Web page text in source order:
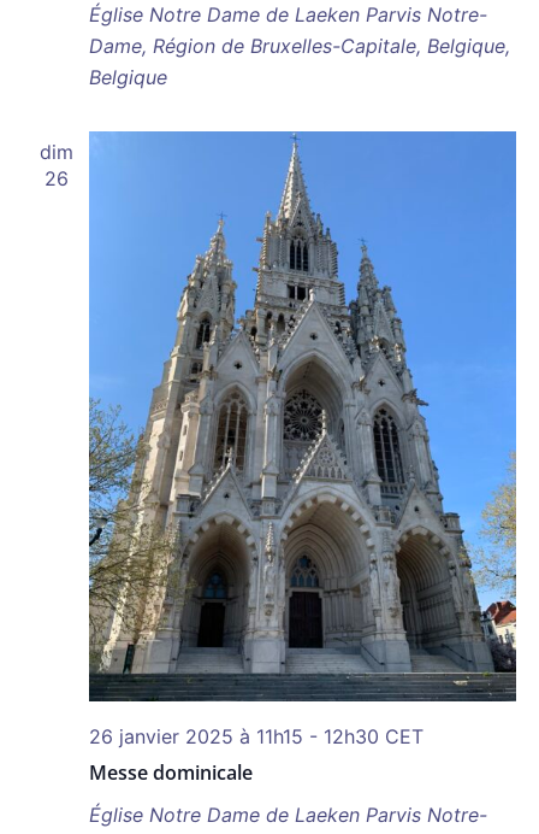
Église Notre Dame de Laeken Parvis Notre-
Dame, Région de Bruxelles-Capitale, Belgique,
Belgique
dim
26
Messe dominicale
26 janvier 2025 à 11h15 - 12h30 CET
Église Notre Dame de Laeken Parvis Notre-